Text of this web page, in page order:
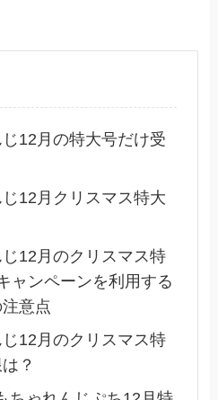
12月の特大号だけ受
12月クリスマス特大
12月のクリスマス特
ャンペーンを利用する
意点
12月のクリスマス特
？